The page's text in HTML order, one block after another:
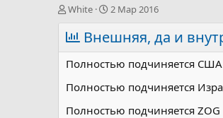
А
в
т
о
р
т
е
ы
White
Д
а
т
а
н
а
ч
л
2 Мар 2016
Внешняя, да и
Полностью подчиняется США
Полностью подчиняется
Полностью подчиняется ZOG